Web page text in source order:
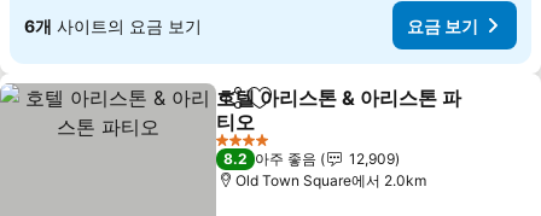
6개 사이트의 요금 보기 요금 보기
공유 즐겨찾기에 추가
호텔 아리스톤 & 아리스톤 파
티오
4 성급
8.2 아주 좋음
12,909
Old Town Square에서 2.0km